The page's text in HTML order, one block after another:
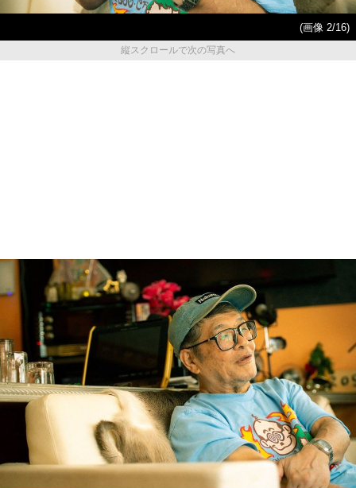
(画像 2/16)
縦スクロールで次の写真へ